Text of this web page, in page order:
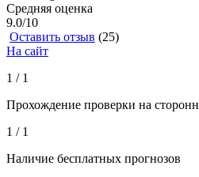
Средняя оценка
9.0/10
Оставить отзыв (25)
На сайт
1 / 1
Прохождение проверки на
1 / 1
Наличие бесплатных прогнозов